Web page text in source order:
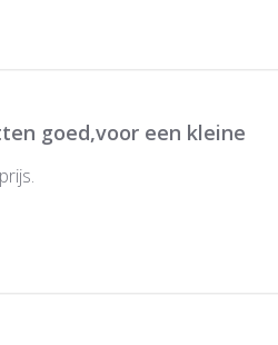
goed,voor een kleine